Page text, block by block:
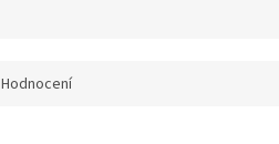
Hodnocení